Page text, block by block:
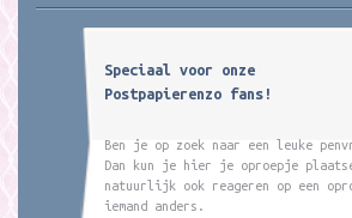
Speciaal voor onze
Postpapierenzo fans!
Ben je op zoek naar een leuke
Dan kun je hier je oproepje
natuurlijk ook reageren op een
iemand anders.